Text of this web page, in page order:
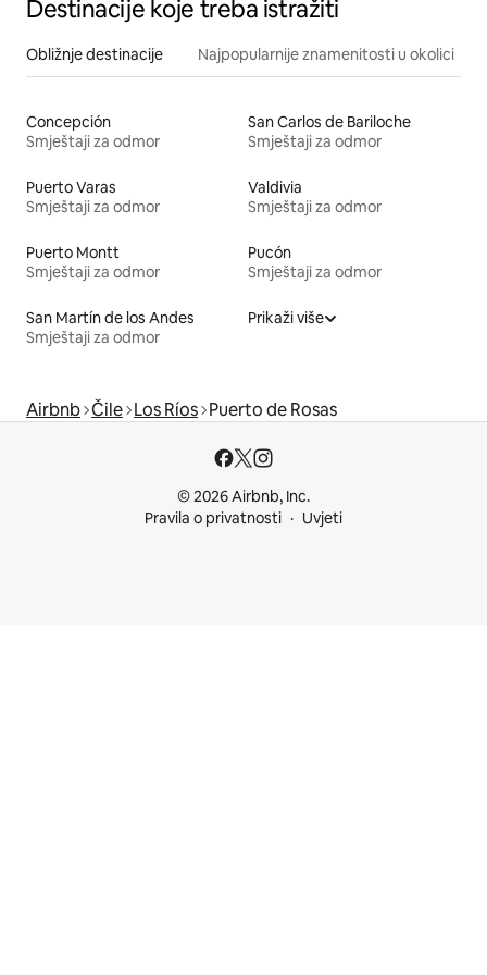
Destinacije koje treba istražiti
Obližnje destinacije Najpopularnije znamenitosti u okolici
Concepción
Smještaji za odmor
San Carlos de Bariloche
Smještaji za odmor
Puerto Varas
Smještaji za odmor
Valdivia
Smještaji za odmor
Puerto Montt
Smještaji za odmor
Pucón
Smještaji za odmor
San Martín de los Andes
Smještaji za odmor
Prikaži više
Airbnb Čile Los Ríos Puerto de Rosas
© 2026 Airbnb, Inc.
Pravila o privatnosti
Uvjeti